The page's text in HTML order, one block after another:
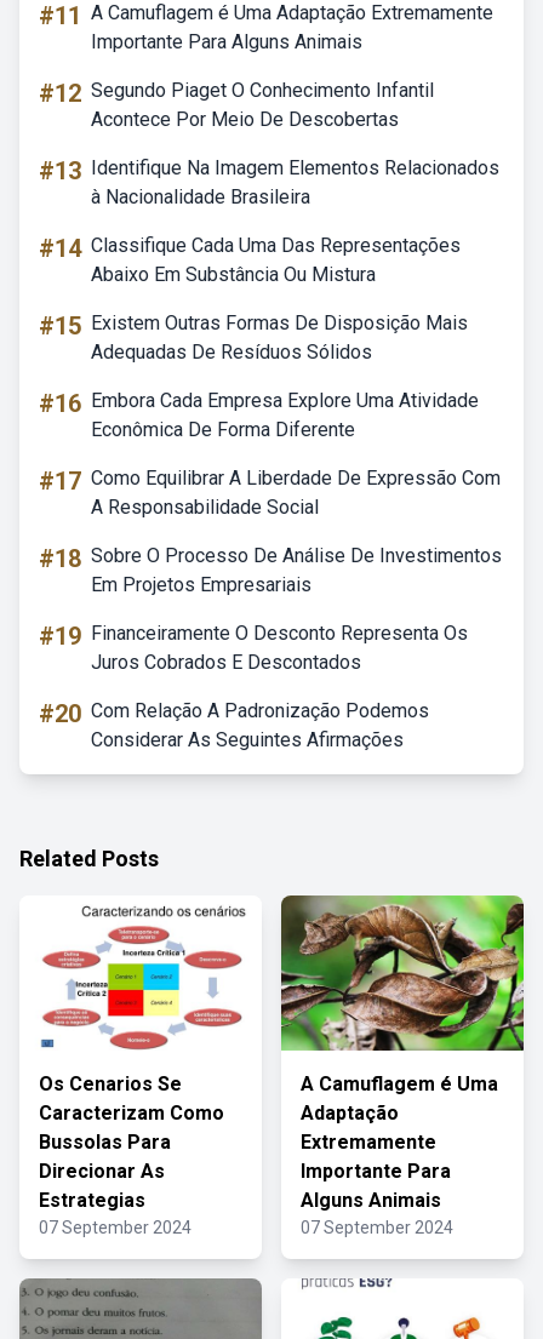
#11 A Camuflagem é Uma Adaptação Extremamente
Importante Para Alguns Animais
#12 Segundo Piaget O Conhecimento Infantil
Acontece Por Meio De Descobertas
#13 Identifique Na Imagem Elementos Relacionados
à Nacionalidade Brasileira
#14 Classifique Cada Uma Das Representações
Abaixo Em Substância Ou Mistura
#15 Existem Outras Formas De Disposição Mais
Adequadas De Resíduos Sólidos
#16 Embora Cada Empresa Explore Uma Atividade
Econômica De Forma Diferente
#17 Como Equilibrar A Liberdade De Expressão Com
A Responsabilidade Social
#18 Sobre O Processo De Análise De Investimentos
Em Projetos Empresariais
#19 Financeiramente O Desconto Representa Os
Juros Cobrados E Descontados
#20 Com Relação A Padronização Podemos
Considerar As Seguintes Afirmações
Related Posts
Os Cenarios Se
Caracterizam Como
Bussolas Para
Direcionar As
Estrategias
07 September 2024
A Camuflagem é Uma
Adaptação
Extremamente
Importante Para
Alguns Animais
07 September 2024